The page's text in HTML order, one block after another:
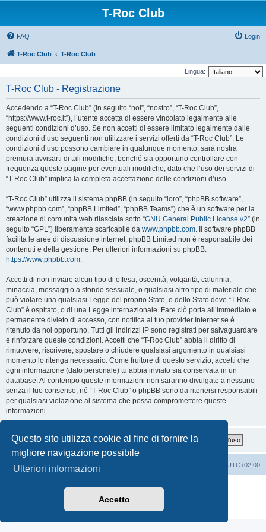
Questo sito utilizza cookie al fine di fornire la
migliore navigazione possibile
Ulteriori informazioni
Accetto
T-Roc Club
FAQ Login
T-Roc Club T-Roc Club
Lingua:
T-Roc Club - Registrazione
Accedendo a “T-Roc Club” (in seguito “noi”, “nostro”, “T-Roc Club”,
“https://www.t-roc.it”), l’utente accetta di essere vincolato legalmente alle
seguenti condizioni d’uso. Se non accetti di essere limitato legalmente dalle
condizioni d’uso seguenti non utilizzare i servizi offerti da “T-Roc Club”. Le
condizioni d’uso possono cambiare in qualunque momento, sarà nostra
premura avvisarti di tali modifiche, benché sia opportuno controllare con
frequenza queste pagine per eventuali modifiche, dato che l’uso dei servizi di
“T-Roc Club” implica la completa accettazione delle condizioni d’uso.
“T-Roc Club” utilizza il sistema phpBB (in seguito “loro”, “phpBB software”,
“www.phpbb.com”, “phpBB Limited”, “phpBB Teams”) che è un software per la
creazione di comunità web rilasciata sotto “GNU General Public License v2” (in
seguito “GPL”) liberamente scaricabile da www.phpbb.com. Il software phpBB
facilita le aree di discussione internet; phpBB Limited non è responsabile dei
contenuti e della gestione. Per ulteriori informazioni su phpBB:
https://www.phpbb.com.
Accetti di non inviare alcun tipo di offesa, oscenità, volgarità, calunnia,
minaccia, messaggio a sfondo sessuale, o qualsiasi altro tipo di materiale che
può violare una qualsiasi Legge del proprio Stato, o dello Stato dove “T-Roc
Club” è ospitato, o di una Legge internazionale. Fare ciò porta all’immediato e
permanente divieto di accesso, con notifica al tuo provider Internet se è
ritenuto da noi opportuno. Tutti gli indirizzi IP sono registrati per salvaguardare
e rinforzare queste condizioni. Accetti che “T-Roc Club” abbia il diritto di
rimuovere, riscrivere, spostare o chiudere qualsiasi argomento in qualsiasi
momento lo ritenga necessario. Come fruitore di questo servizio, accetti che
ogni informazione (dato personale) tu abbia inviato sia conservata in un
database. Al contempo queste informazioni non saranno divulgate a nessuno
senza il tuo consenso, né “T-Roc Club” o phpBB sono da ritenersi responsabili
per qualsiasi violazione al sistema che possa compromettere queste
informazioni.
T-Roc Club T-Roc Club UTC+02:00
Traduzione Italiana